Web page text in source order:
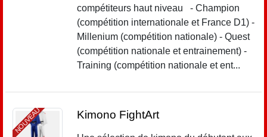
compétiteurs haut niveau - Champion
(compétition internationale et France D1) -
Millenium (compétition nationale) - Quest
(compétition nationale et entrainement) -
Training (compétition nationale et ent...
NOUVEAU Kimono FightArt